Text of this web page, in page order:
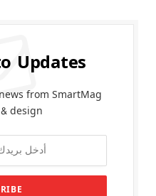
Updates
from SmartMag
design.